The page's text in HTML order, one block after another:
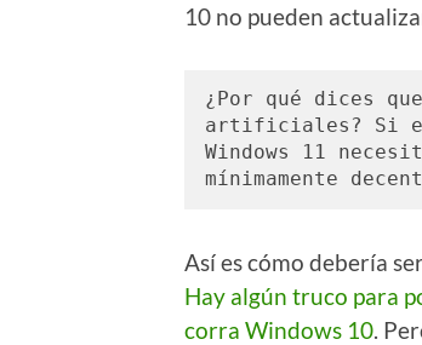
10 no pueden
¿Por qué dices
artificiales? Si
Windows 11
mínimamente
Así es cómo debería
Hay algún truco para
corra Windows 10.